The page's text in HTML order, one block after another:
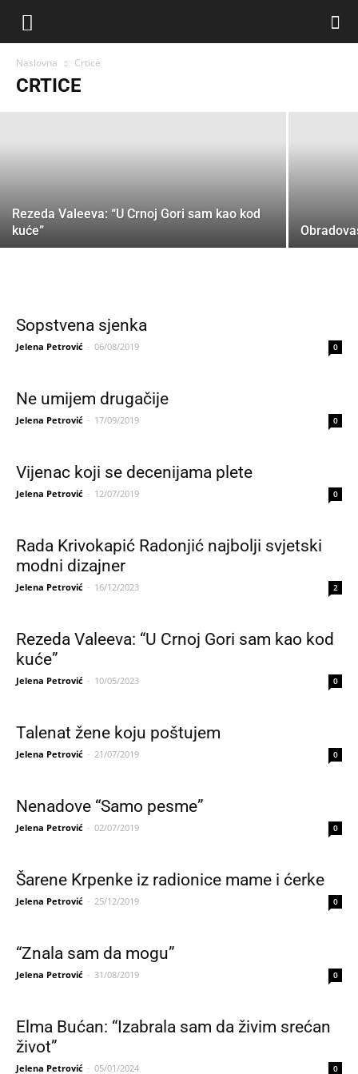
Naslovna Crtice
CRTICE
Ne umijem drugačije
Jelena Petrović
Rezeda Valeeva: “U Crnoj Gori sam kao kod
kuće”
Sopstvena sjenka
Jelena Petrović - 06/08/2019 0
Ne umijem drugačije
Jelena Petrović - 17/09/2019 0
Vijenac koji se decenijama plete
Jelena Petrović - 12/07/2019 0
Rada Krivokapić Radonjić najbolji svjetski
modni dizajner
Jelena Petrović - 16/12/2023 2
Rezeda Valeeva: “U Crnoj Gori sam kao kod
kuće”
Jelena Petrović - 10/05/2023 0
Talenat žene koju poštujem
Jelena Petrović - 21/07/2019 0
Nenadove “Samo pesme”
Jelena Petrović - 02/07/2019 0
Šarene Krpenke iz radionice mame i ćerke
Jelena Petrović - 25/12/2019 0
“Znala sam da mogu”
Jelena Petrović - 31/08/2019 0
Elma Bućan: “Izabrala sam da živim srećan
život”
Jelena Petrović - 05/01/2024 0